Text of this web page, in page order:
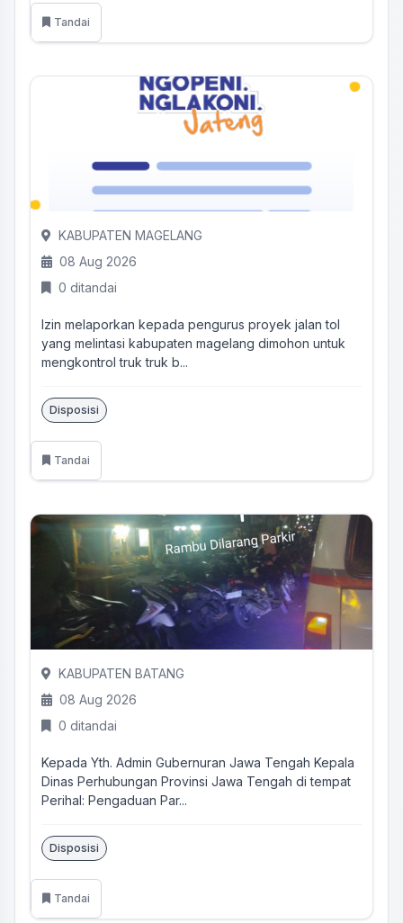
Tandai
KABUPATEN MAGELANG
08 Aug 2026
0 ditandai
Izin melaporkan kepada pengurus proyek jalan tol
yang melintasi kabupaten magelang dimohon untuk
mengkontrol truk truk b...
Disposisi
Tandai
KABUPATEN BATANG
08 Aug 2026
0 ditandai
Kepada Yth. Admin Gubernuran Jawa Tengah Kepala
Dinas Perhubungan Provinsi Jawa Tengah di tempat
Perihal: Pengaduan Par...
Disposisi
Tandai